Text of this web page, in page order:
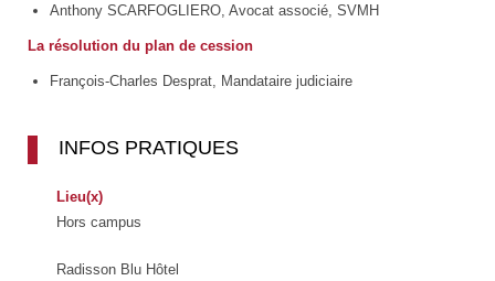
Anthony SCARFOGLIERO, Avocat associé, SVMH
La résolution du plan de cession
François-Charles Desprat, Mandataire judiciaire
INFOS PRATIQUES
Lieu(x)
Hors campus
Radisson Blu Hôtel